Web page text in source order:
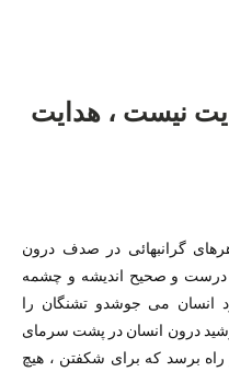
نیست ، هدایت
گرانبهائی در صدف درون
درست و صحیح اندیشه و چشمه
انسان می جوشدو تشنگان را
درون انسان در پشت سرمای
راه برسد که برای شکفتن ، هیچ